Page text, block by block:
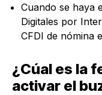
Cuando se haya
Digitales por
CFDI de nómina
¿Cúal es la
activar el